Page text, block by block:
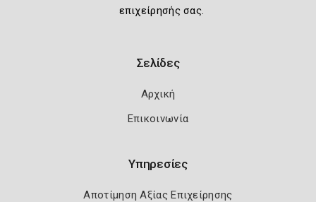
επιχείρησής σας.
Σελίδες
Αρχική
Επικοινωνία
Υπηρεσίες
Αποτίμηση Αξίας Επιχείρησης